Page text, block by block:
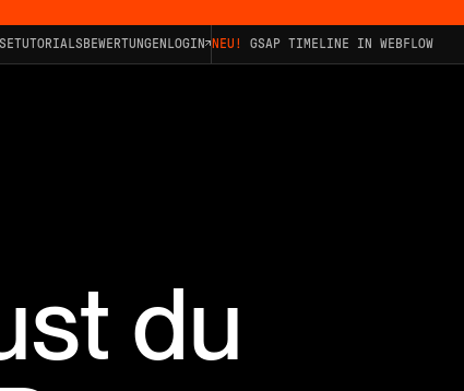
TUTORIALS BEWERTUNGEN LOGIN NEU! GSAP TIMELINE IN WEBFLOW
du